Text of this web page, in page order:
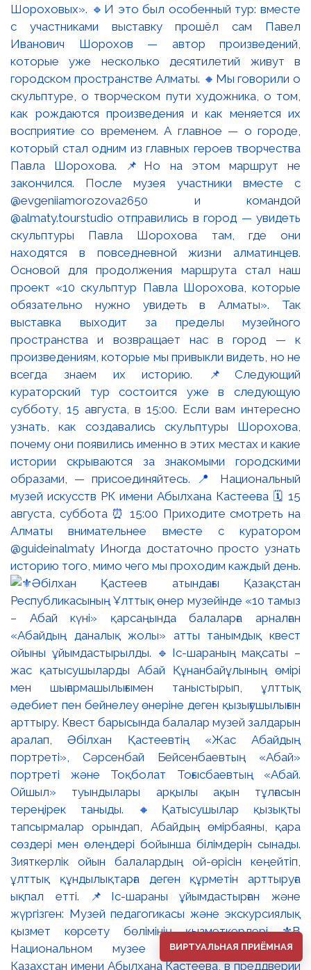
Шороховых». 🔹И это был особенный тур: вместе
с участниками выставку прошёл сам Павел
Иванович Шорохов — автор произведений,
которые уже несколько десятилетий живут в
городском пространстве Алматы. 🔸Мы говорили о
скульптуре, о творческом пути художника, о том,
как рождаются произведения и как меняется их
восприятие со временем. А главное — о городе,
который стал одним из главных героев творчества
Павла Шорохова. 📌Но на этом маршрут не
закончился. После музея участники вместе с
@evgeniiamorozova2650 и командой
@almaty.tourstudio отправились в город — увидеть
скульптуры Павла Шорохова там, где они
находятся в повседневной жизни алматинцев.
Основой для продолжения маршрута стал наш
проект «10 скульптур Павла Шорохова, которые
обязательно нужно увидеть в Алматы». Так
выставка выходит за пределы музейного
пространства и возвращает нас в город — к
произведениям, которые мы привыкли видеть, но не
всегда знаем их историю. 📌Следующий
кураторский тур состоится уже в следующую
субботу, 15 августа, в 15:00. Если вам интересно
узнать, как создавались скульптуры Шорохова,
почему они появились именно в этих местах и какие
истории скрываются за знакомыми городскими
образами, — присоединяйтесь. 📍 Национальный
музей искусств РК имени Абылхана Кастеева 🗓 15
августа, суббота ⏰ 15:00 Приходите смотреть на
Алматы внимательнее вместе с куратором
@guideinalmaty Иногда достаточно просто узнать
историю того, мимо чего мы проходим каждый день.
ВИРТУАЛЬНАЯ ПРИЁМНАЯ